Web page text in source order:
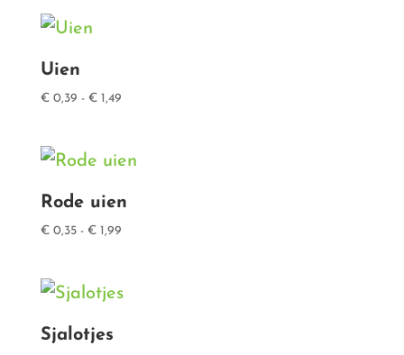
Uien
€0,39 - €1,49Prijsklasse:
€ 1,49
Rode uien
€0,35 - €1,99Prijsklasse:
€ 1,99
Sjalotjes